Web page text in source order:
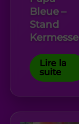
Bleue –
Stand
Kermesse
Lire la
suite